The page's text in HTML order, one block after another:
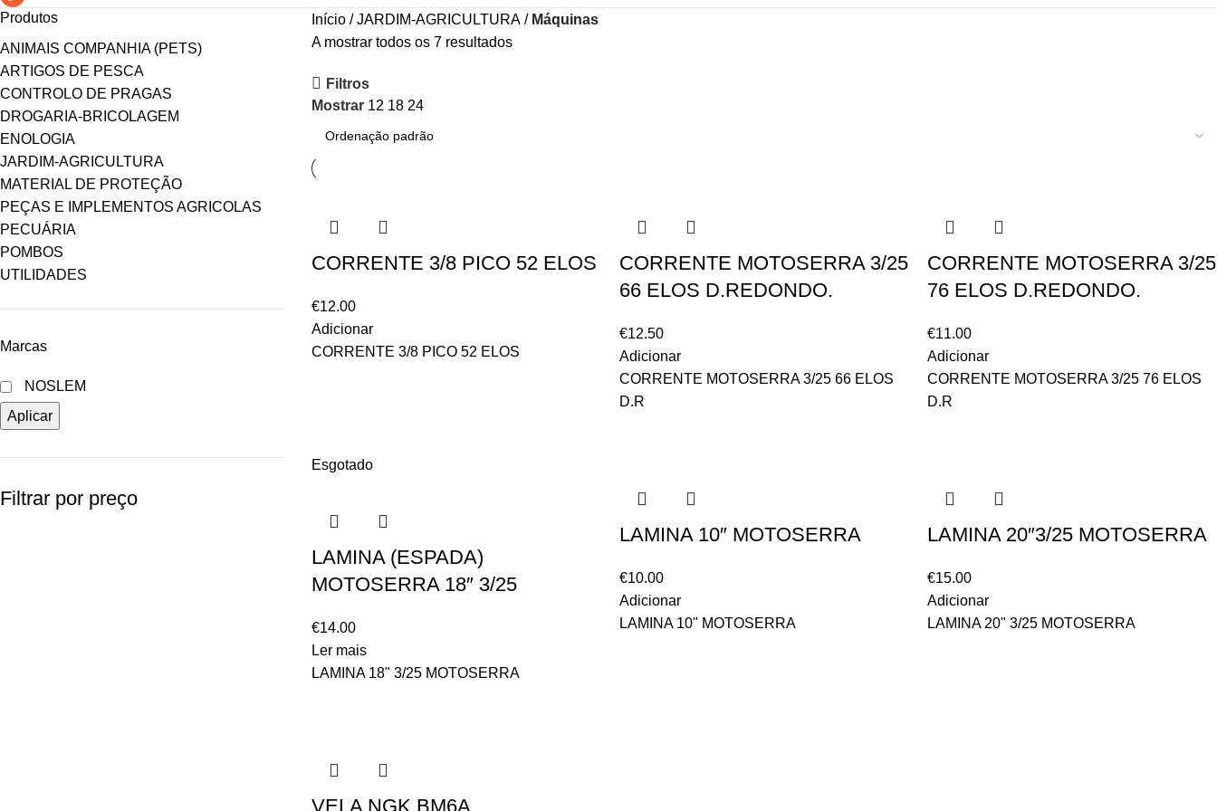
Produtos
ANIMAIS COMPANHIA (PETS)
ARTIGOS DE PESCA
CONTROLO DE PRAGAS
DROGARIA-BRICOLAGEM
ENOLOGIA
JARDIM-AGRICULTURA
MATERIAL DE PROTEÇÃO
PEÇAS E IMPLEMENTOS AGRICOLAS
PECUÁRIA
POMBOS
UTILIDADES
Marcas
NOSLEM
Aplicar
Filtrar por preço
Início JARDIM-AGRICULTURA
Máquinas
A mostrar todos os 7 resultados
Filtros
Mostrar 12 18 24
CORRENTE 3/8 PICO 52 ELOS
€12.00
Adicionar
CORRENTE 3/8 PICO 52 ELOS
CORRENTE MOTOSERRA 3/25
66 ELOS D.REDONDO.
€12.50
Adicionar
CORRENTE MOTOSERRA 3/25 66 ELOS
D.R
CORRENTE MOTOSERRA 3/25
76 ELOS D.REDONDO.
€11.00
Adicionar
CORRENTE MOTOSERRA 3/25 76 ELOS
D.R
Esgotado
LAMINA (ESPADA)
MOTOSERRA 18″ 3/25
€14.00
Ler mais
LAMINA 18" 3/25 MOTOSERRA
LAMINA 10″ MOTOSERRA
€10.00
Adicionar
LAMINA 10" MOTOSERRA
LAMINA 20″3/25 MOTOSERRA
€15.00
Adicionar
LAMINA 20" 3/25 MOTOSERRA
VELA NGK BM6A